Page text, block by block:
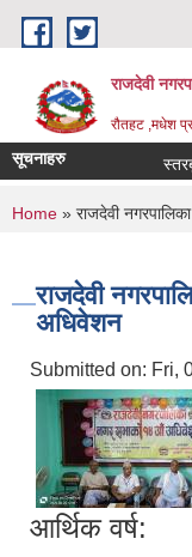
Skip to main content
राजदेवी
रौतहट ,मधेश
सूचनाहरु
You are
Home » राजदेवी
राजदेवी
अधिवेशन
Submitted on: Fri,
आर्थिक वर्ष: